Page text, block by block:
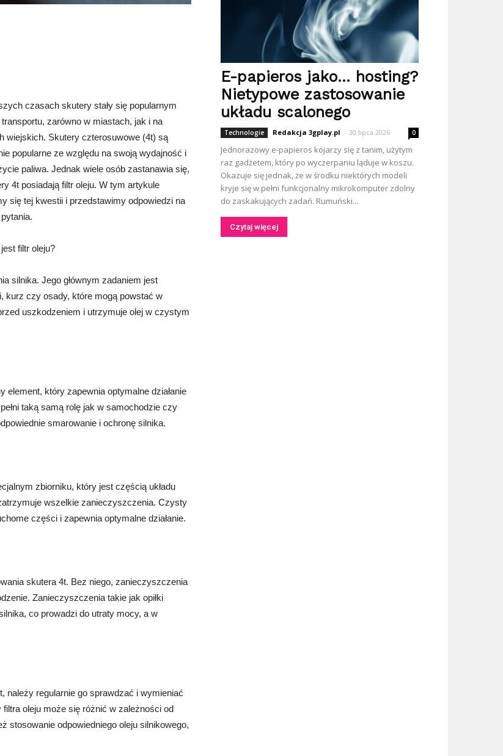
czasach skutery stały się popularnym
zarówno w miastach, jak i na
wiejskich. Skutery czterosuwowe (4t) są
popularne ze względu na swoją wydajność i
paliwa. Jednak wiele osób zastanawia się,
4t posiadają filtr oleju. W tym artykule
się tej kwestii i przedstawimy odpowiedzi na
filtr oleju?
silnika. Jego głównym zadaniem jest
kurz czy osady, które mogą powstać w
uszkodzeniem i utrzymuje olej w czystym
który zapewnia optymalne działanie
taką samą rolę jak w samochodzie czy
smarowanie i ochronę silnika.
zbiorniku, który jest częścią układu
wszelkie zanieczyszczenia. Czysty
części i zapewnia optymalne działanie.
skutera 4t. Bez niego, zanieczyszczenia
Zanieczyszczenia takie jak opiłki
co prowadzi do utraty mocy, a w
należy regularnie go sprawdzać i wymieniać
oleju może się różnić w zależności od
stosowanie odpowiedniego oleju silnikowego,
E-papieros jako… hosting?
Nietypowe zastosowanie
układu scalonego
Technologie Redakcja 3gplay.pl - 30 lipca 2026 0
Jednorazowy e-papieros kojarzy się z tanim, użytym
raz gadżetem, który po wyczerpaniu ląduje w koszu.
Okazuje się jednak, że w środku niektórych modeli
kryje się w pełni funkcjonalny mikrokomputer zdolny
do zaskakujących zadań. Rumuński...
Czytaj więcej